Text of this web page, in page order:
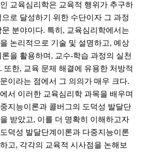
교육심리학은 교육적 행위가 추구하
로 달성하기 위한 수단이자 그 과정
분야이다. 특히, 교육심리학에서는
논리적으로 기술 및 설명하고, 예상
을 활용하며, 교수-학습 과정의 실천
또한, 교육 문제 해결에 유용한 처방적
이라는 점에서 그 의의가 매우 크다.
서 이러한 교육심리학 과목을 배우며
지능이론과 콜버그의 도덕성 발달단
받았고, 이를 더 명확히 이해하고자
덕성 발달단계이론과 다중지능이론
고, 각각의 교육적 시사점을 논해보